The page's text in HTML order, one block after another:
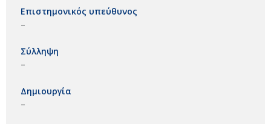
Επιστημονικός υπεύθυνος
–
Σύλληψη
–
Δημιουργία
–